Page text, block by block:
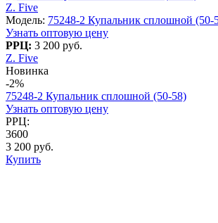
Z. Five
Модель: 75248-2 Купальник сплошной (50-
Узнать оптовую цену
РРЦ: 3 200 руб.
Z. Five
Новинка
-2%
75248-2 Купальник сплошной (50-58)
Узнать оптовую цену
РРЦ:
3600
3 200 руб.
Купить